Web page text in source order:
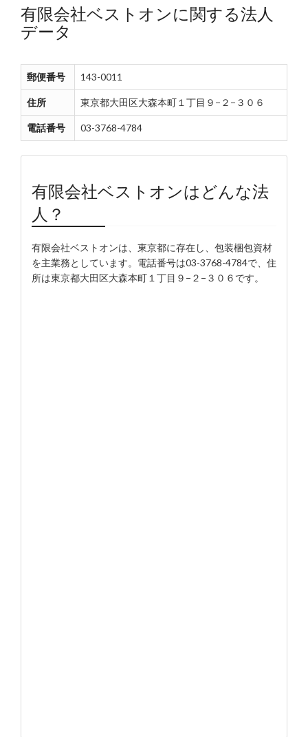
有限会社ベストオンに関する法人
データ
郵便番号 143-0011
住所 東京都大田区大森本町１丁目９−２−３０６
電話番号 03-3768-4784
有限会社ベストオンはどんな法
人？
有限会社ベストオンは、東京都に存在し、包装梱包資材
を主業務としています。電話番号は03-3768-4784で、住
所は東京都大田区大森本町１丁目９−２−３０６です。